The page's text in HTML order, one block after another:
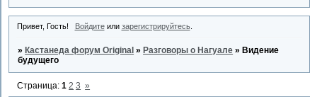
Привет, Гость! Войдитеили зарегистрируйтесь.
» Кастанеда форум Original » Разговоры о Нагуале » Видение
будущего
Страница:1 2 3 »